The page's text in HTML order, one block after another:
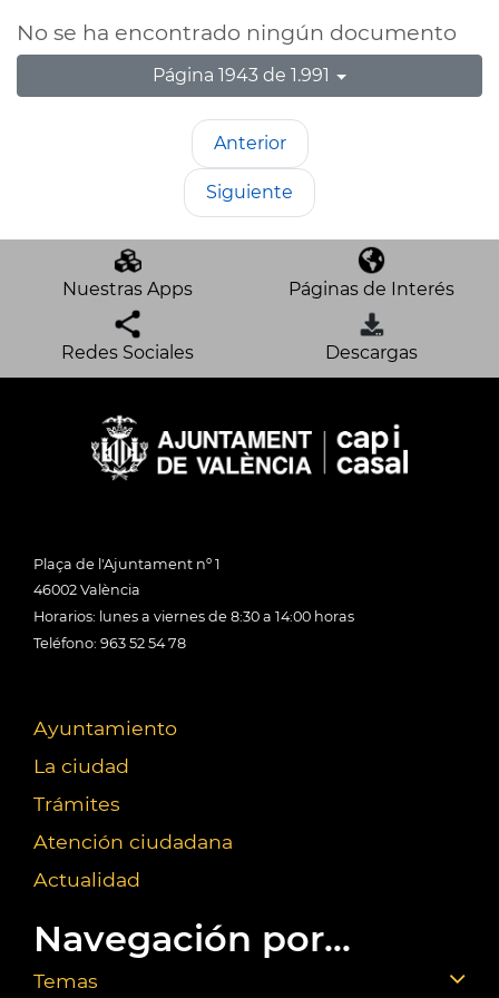
No se ha encontrado ningún documento
Página 1943 de 1.991
Anterior
Siguiente
Nuestras Apps Páginas de Interés
Redes Sociales Descargas
Plaça de l'Ajuntament nº 1
46002 València
Horarios: lunes a viernes de 8:30 a 14:00 horas
Teléfono: 963 52 54 78
Ayuntamiento
La ciudad
Trámites
Atención ciudadana
Actualidad
Navegación por...
Temas